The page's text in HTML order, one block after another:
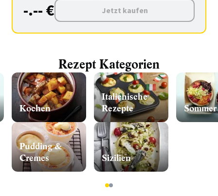
-.-- € Jetzt kaufen
Rezept Kategorien
Kochen
Pudding &
Cremes
Italienische
Rezepte
Sizilien
Sommer
12